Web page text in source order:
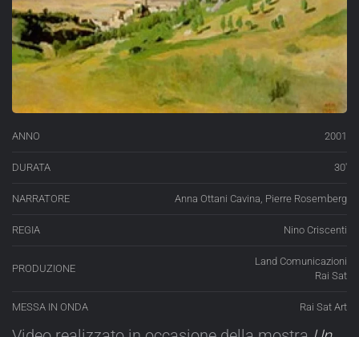
ANNO 2001
DURATA 30′
NARRATORE Anna Ottani Cavina, Pierre Rosemberg
REGIA Nino Criscenti
PRODUZIONE
Land Comunicazioni
Rai Sat
MESSA IN ONDA Rai Sat Art